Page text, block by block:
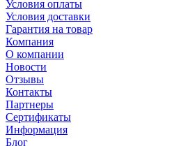
Условия оплаты
Условия доставки
Гарантия на товар
Компания
О компании
Новости
Отзывы
Контакты
Партнеры
Сертификаты
Информация
Блог